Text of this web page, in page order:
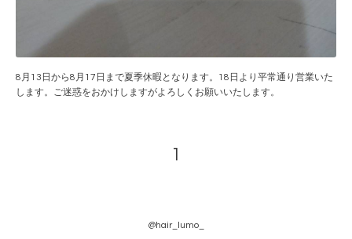
8月13日から8月17日まで夏季休暇となります。18日より平常通り営業いた
します。ご迷惑をおかけしますがよろしくお願いいたします。
1
@hair_lumo_